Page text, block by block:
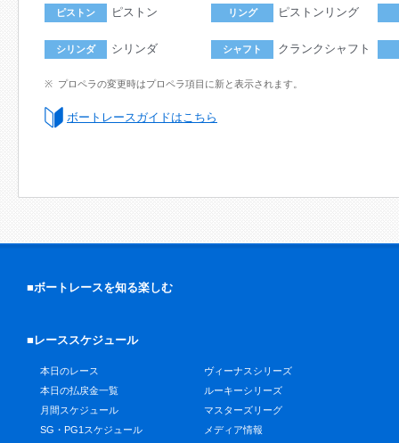
ピストン ピストン リング ピストンリング
シリンダ シリンダ シャフト クランクシャフト
プロペラの変更時はプロペラ項目に新と表示されます。
ボートレースガイドはこちら
■ボートレースを知る楽しむ
■レーススケジュール
本日のレース
本日の払戻金一覧
月間スケジュール
SG・PG1スケジュール
ヴィーナスシリーズ
ルーキーシリーズ
マスターズリーグ
メディア情報